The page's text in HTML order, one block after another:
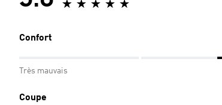
Confort
Très mauvais
Coupe